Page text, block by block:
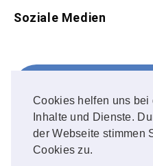
Cookies helfen uns
Inhalte und Dienste.
der Webseite stimmen
Cookies zu.
Soziale Medien
FOLLOW ME!
Instagram
OUR PHOTOS!